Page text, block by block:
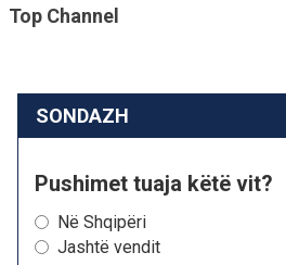
Top Channel
SONDAZH
Pushimet tuaja këtë vit?
Në Shqipëri
Jashtë vendit